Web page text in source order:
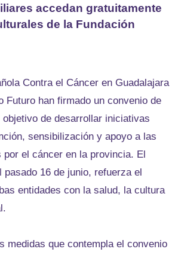
accedan gratuitamente
de la Fundación
Contra el Cáncer en Guadalajara
Futuro han firmado un convenio de
de desarrollar iniciativas
sensibilización y apoyo a las
por el cáncer en la provincia. El
16 de junio, refuerza el
entidades con la salud, la cultura
medidas que contempla el convenio